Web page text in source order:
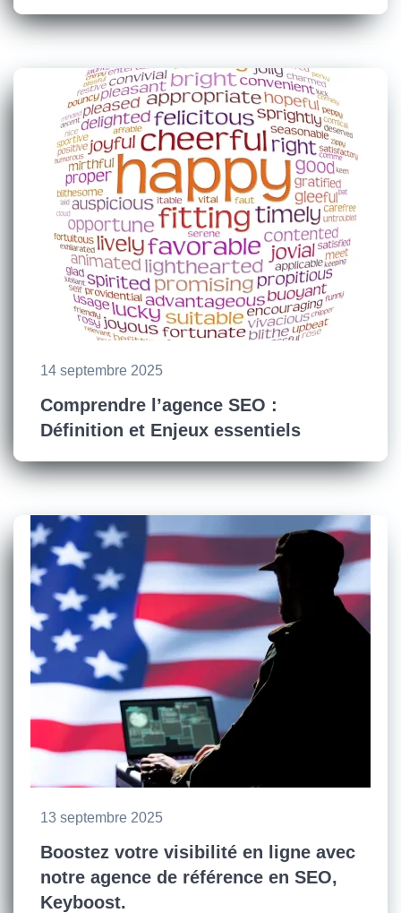
14 septembre 2025
Comprendre l’agence SEO :
Définition et Enjeux essentiels
13 septembre 2025
Boostez votre visibilité en ligne avec
notre agence de référence en SEO,
Keyboost.